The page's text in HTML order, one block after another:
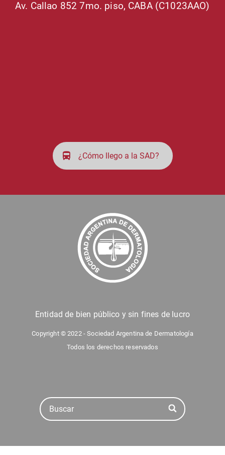
Av. Callao 852 7mo. piso, CABA (C1023AAO)
¿Cómo llego a la SAD?
Entidad de bien público y sin fines de lucro
Copyright © 2022 - Sociedad Argentina de Dermatología
Todos los derechos reservados